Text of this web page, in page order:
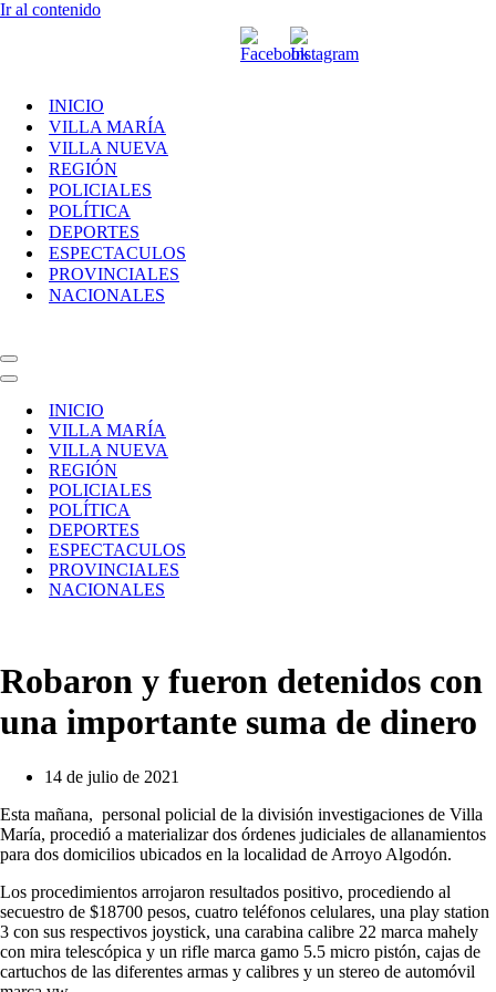
Ir al contenido
INICIO
VILLA MARÍA
VILLA NUEVA
REGIÓN
POLICIALES
POLÍTICA
DEPORTES
ESPECTACULOS
PROVINCIALES
NACIONALES
Menú
de
Menú
navegación
INICIO
VILLA MARÍA
VILLA NUEVA
REGIÓN
POLICIALES
POLÍTICA
DEPORTES
ESPECTACULOS
PROVINCIALES
NACIONALES
Robaron y fueron detenidos con
una importante suma de dinero
14 de julio de 2021
Esta mañana, personal policial de la división investigaciones de Villa
María, procedió a materializar dos órdenes judiciales de allanamientos
para dos domicilios ubicados en la localidad de Arroyo Algodón.
Los procedimientos arrojaron resultados positivo, procediendo al
secuestro de $18700 pesos, cuatro teléfonos celulares, una play station
3 con sus respectivos joystick, una carabina calibre 22 marca mahely
con mira telescópica y un rifle marca gamo 5.5 micro pistón, cajas de
cartuchos de las diferentes armas y calibres y un stereo de automóvil